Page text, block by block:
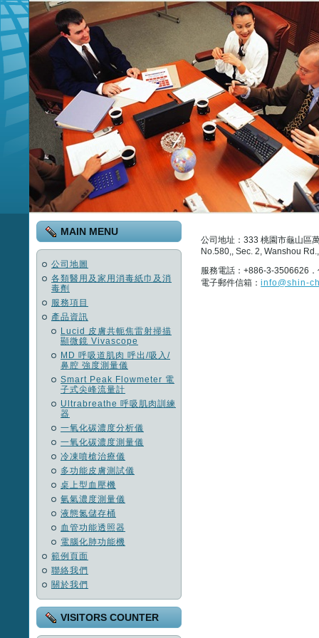
MAIN MENU
公司地圖
各類醫用及家用消毒紙巾及消
毒劑
服務項目
產品資訊
Lucid 皮膚共軛焦雷射掃描
顯微鏡 Vivascope
MD 呼吸道肌肉 呼出/吸入/
鼻腔 強度測量儀
Smart Peak Flowmeter 電
子式尖峰流量計
Ultrabreathe 呼吸肌肉訓練
器
一氧化碳濃度分析儀
一氧化碳濃度測量儀
冷凍噴槍治療儀
多功能皮膚測試儀
桌上型血壓機
氫氣濃度測量儀
液態氮儲存桶
血管功能透照器
電腦化肺功能機
範例頁面
聯絡我們
關於我們
VISITORS COUNTER
公司地址：333 桃園市龜山區
No.580,, Sec. 2, Wanshou
服務電話：+886-3-3506626
電子郵件信箱： info@shin-